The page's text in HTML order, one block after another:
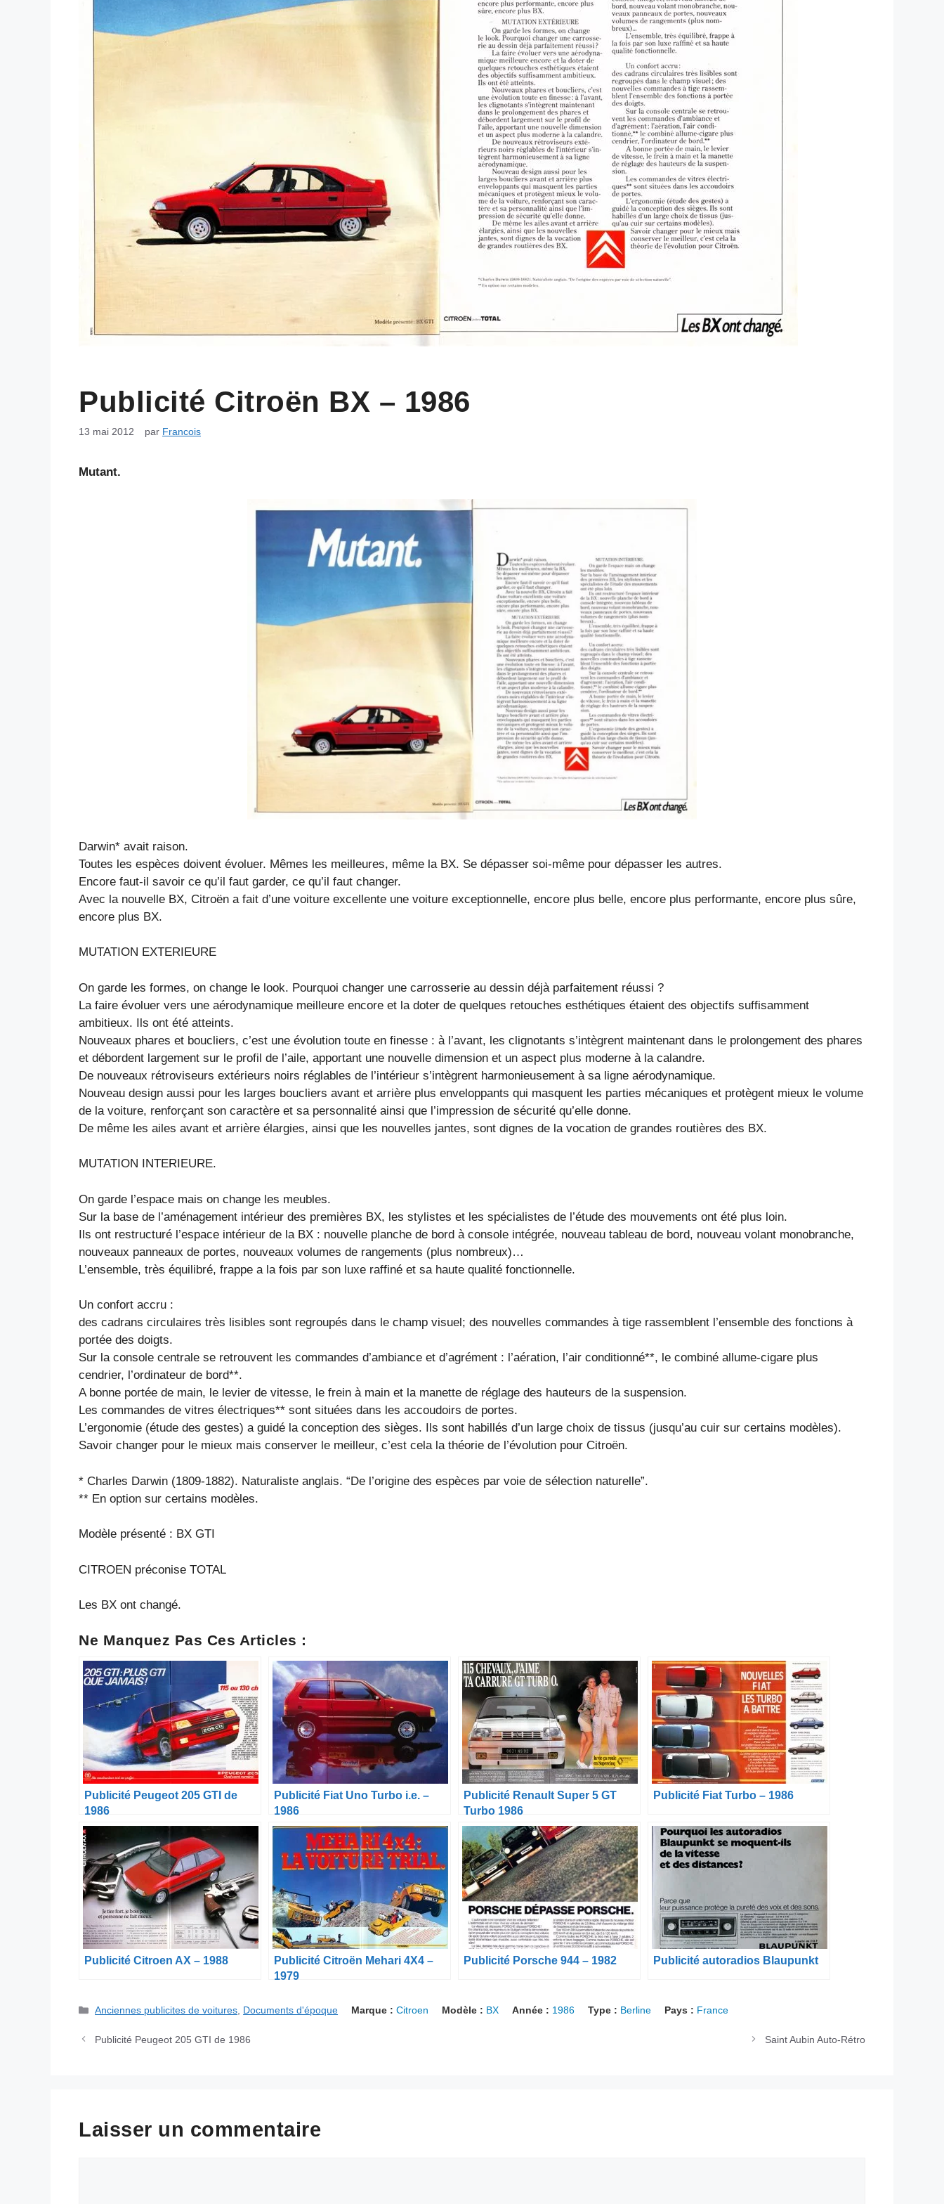
Publicité Citroën BX – 1986
13 mai 2012 par Francois
Mutant.
Darwin* avait raison.
Toutes les espèces doivent évoluer. Mêmes les meilleures, même la BX. Se dépasser soi-même pour dépasser les autres.
Encore faut-il savoir ce qu’il faut garder, ce qu’il faut changer.
Avec la nouvelle BX, Citroën a fait d’une voiture excellente une voiture exceptionnelle, encore plus belle, encore plus performante, encore plus sûre,
encore plus BX.
MUTATION EXTERIEURE
On garde les formes, on change le look. Pourquoi changer une carrosserie au dessin déjà parfaitement réussi ?
La faire évoluer vers une aérodynamique meilleure encore et la doter de quelques retouches esthétiques étaient des objectifs suffisamment
ambitieux. Ils ont été atteints.
Nouveaux phares et boucliers, c’est une évolution toute en finesse : à l’avant, les clignotants s’intègrent maintenant dans le prolongement des phares
et débordent largement sur le profil de l’aile, apportant une nouvelle dimension et un aspect plus moderne à la calandre.
De nouveaux rétroviseurs extérieurs noirs réglables de l’intérieur s’intègrent harmonieusement à sa ligne aérodynamique.
Nouveau design aussi pour les larges boucliers avant et arrière plus enveloppants qui masquent les parties mécaniques et protègent mieux le volume
de la voiture, renforçant son caractère et sa personnalité ainsi que l’impression de sécurité qu’elle donne.
De même les ailes avant et arrière élargies, ainsi que les nouvelles jantes, sont dignes de la vocation de grandes routières des BX.
MUTATION INTERIEURE.
On garde l’espace mais on change les meubles.
Sur la base de l’aménagement intérieur des premières BX, les stylistes et les spécialistes de l’étude des mouvements ont été plus loin.
Ils ont restructuré l’espace intérieur de la BX : nouvelle planche de bord à console intégrée, nouveau tableau de bord, nouveau volant monobranche,
nouveaux panneaux de portes, nouveaux volumes de rangements (plus nombreux)…
L’ensemble, très équilibré, frappe a la fois par son luxe raffiné et sa haute qualité fonctionnelle.
Un confort accru :
des cadrans circulaires très lisibles sont regroupés dans le champ visuel; des nouvelles commandes à tige rassemblent l’ensemble des fonctions à
portée des doigts.
Sur la console centrale se retrouvent les commandes d’ambiance et d’agrément : l’aération, l’air conditionné**, le combiné allume-cigare plus
cendrier, l’ordinateur de bord**.
A bonne portée de main, le levier de vitesse, le frein à main et la manette de réglage des hauteurs de la suspension.
Les commandes de vitres électriques** sont situées dans les accoudoirs de portes.
L’ergonomie (étude des gestes) a guidé la conception des sièges. Ils sont habillés d’un large choix de tissus (jusqu’au cuir sur certains modèles).
Savoir changer pour le mieux mais conserver le meilleur, c’est cela la théorie de l’évolution pour Citroën.
* Charles Darwin (1809-1882). Naturaliste anglais. “De l’origine des espèces par voie de sélection naturelle”.
** En option sur certains modèles.
Modèle présenté : BX GTI
CITROEN préconise TOTAL
Les BX ont changé.
Ne Manquez Pas Ces Articles :
Publicité Peugeot 205 GTI de
1986
Publicité Fiat Uno Turbo i.e. –
1986
Publicité Renault Super 5 GT
Turbo 1986
Publicité Fiat Turbo – 1986
Publicité Citroen AX – 1988
Publicité Citroën Mehari 4X4 –
1979
Publicité Porsche 944 – 1982 Publicité autoradios Blaupunkt
Catégories
Anciennes publicites de voitures, Documents d'époque Marque : Citroen Modèle : BX Année : 1986 Type : Berline Pays : France
Publicité Peugeot 205 GTI de 1986 Saint Aubin Auto-Rétro
Laisser un commentaire